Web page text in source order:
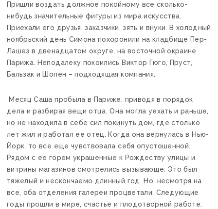
Пришли воздать должное покойному все сколько-
нибудь значительные фигуры из мира искусства.
Приехали его друзья, заказчики, зять и внуки. В холодный
ноябрьский день Симона похоронили на кладбище Пер-
Лашез в двенадцатом округе, на восточной окраине
Парижа. Неподалеку покоились Виктор Гюго, Пруст,
Бальзак и Шопен – подходящая компания.
Месяц Саша пробыла в Париже, приводя в порядок
дела и разбирая вещи отца. Она могла уехать и раньше,
но не находила в себе сил покинуть дом, где столько
лет жил и работал ее отец. Когда она вернулась в Нью-
Йорк, то все еще чувствовала себя опустошенной.
Рядом с ее горем украшенные к Рождеству улицы и
витрины магазинов смотрелись вызывающе. Это был
тяжелый и нескончаемо длинный год. Но, несмотря на
все, оба отделения галереи процветали. Следующие
годы прошли в мире, счастье и плодотворной работе.